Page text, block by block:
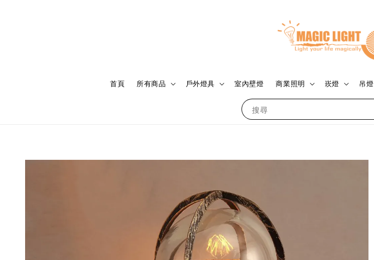
搜尋
首頁 所有商品 戶外燈具 室內壁燈 商業照明 崁燈 吊燈